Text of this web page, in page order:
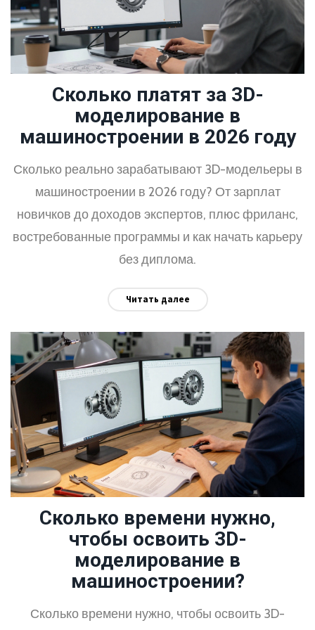
Сколько платят за 3D-
моделирование в
машиностроении в 2026 году
Сколько реально зарабатывают 3D-модельеры в
машиностроении в 2026 году? От зарплат
новичков до доходов экспертов, плюс фриланс,
востребованные программы и как начать карьеру
без диплома.
Читать далее
Сколько времени нужно,
чтобы освоить 3D-
моделирование в
машиностроении?
Сколько времени нужно, чтобы освоить 3D-